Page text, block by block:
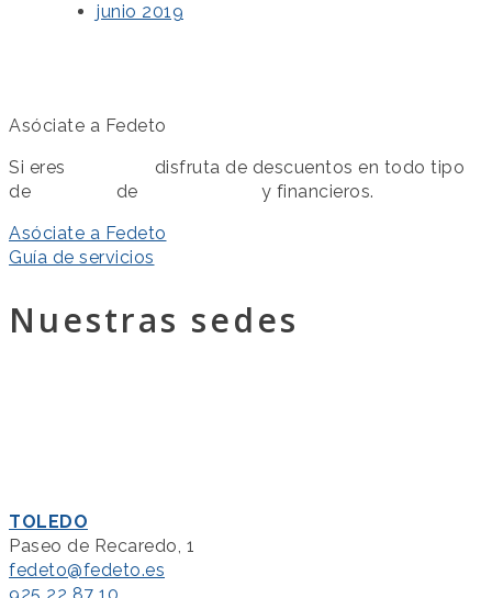
junio 2019
Asóciate a Fedeto
Si eres
disfruta de descuentos en todo tipo
de
de
y financieros.
Asóciate a Fedeto
Guía de servicios
Nuestras sedes
TOLEDO
Paseo de Recaredo, 1
fedeto@fedeto.es